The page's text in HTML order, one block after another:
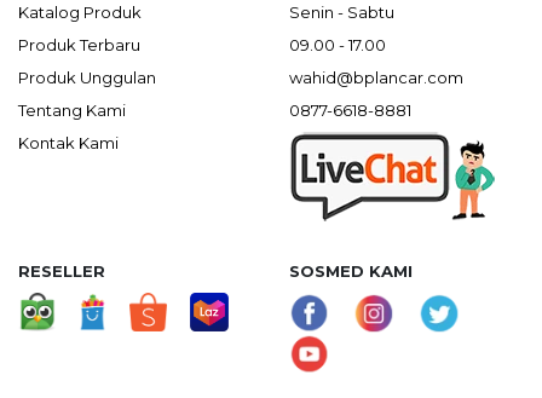
Katalog Produk
Produk Terbaru
Produk Unggulan
Tentang Kami
Kontak Kami
Senin - Sabtu
09.00 - 17.00
wahid@bplancar.com
0877-6618-8881
RESELLER SOSMED KAMI